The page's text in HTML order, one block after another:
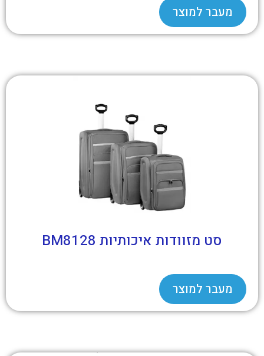
מעבר למוצר
סט מזוודות איכותיות BM8128
מעבר למוצר